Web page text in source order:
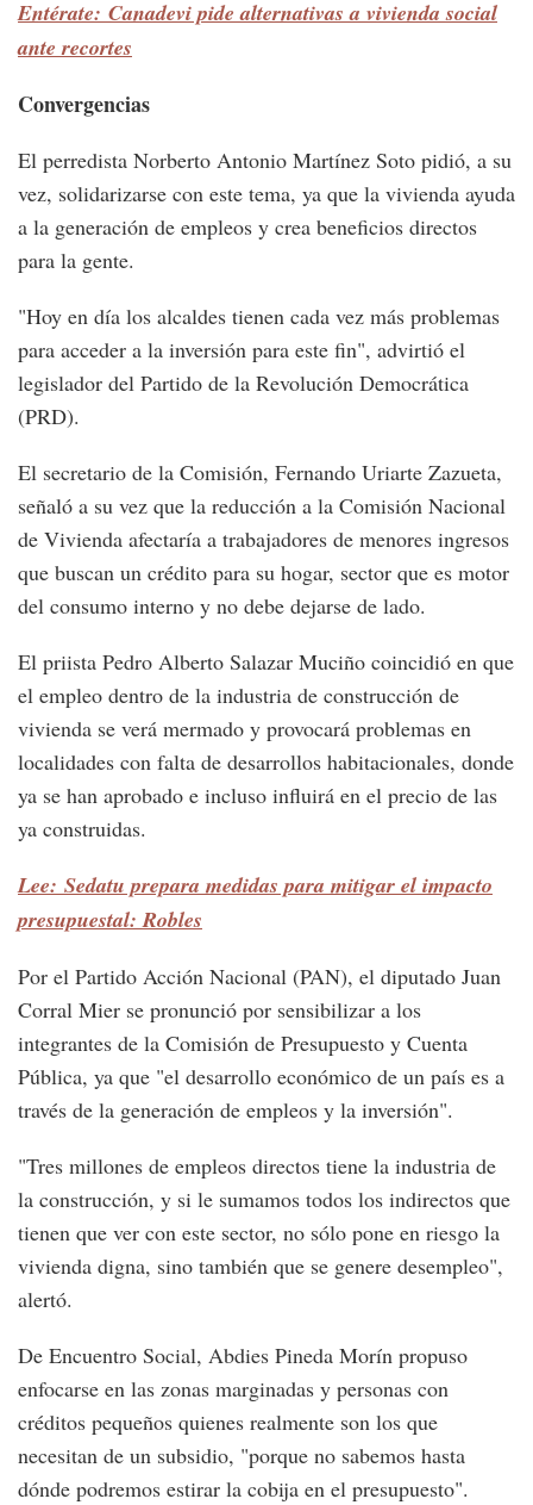
Entérate: Canadevi pide alternativas a vivienda social
ante recortes
Convergencias
El perredista Norberto Antonio Martínez Soto pidió, a su
vez, solidarizarse con este tema, ya que la vivienda ayuda
a la generación de empleos y crea beneficios directos
para la gente.
"Hoy en día los alcaldes tienen cada vez más problemas
para acceder a la inversión para este fin", advirtió el
legislador del Partido de la Revolución Democrática
(PRD).
El secretario de la Comisión, Fernando Uriarte Zazueta,
señaló a su vez que la reducción a la Comisión Nacional
de Vivienda afectaría a trabajadores de menores ingresos
que buscan un crédito para su hogar, sector que es motor
del consumo interno y no debe dejarse de lado.
El priista Pedro Alberto Salazar Muciño coincidió en que
el empleo dentro de la industria de construcción de
vivienda se verá mermado y provocará problemas en
localidades con falta de desarrollos habitacionales, donde
ya se han aprobado e incluso influirá en el precio de las
ya construidas.
Lee: Sedatu prepara medidas para mitigar el impacto
presupuestal: Robles
Por el Partido Acción Nacional (PAN), el diputado Juan
Corral Mier se pronunció por sensibilizar a los
integrantes de la Comisión de Presupuesto y Cuenta
Pública, ya que "el desarrollo económico de un país es a
través de la generación de empleos y la inversión".
"Tres millones de empleos directos tiene la industria de
la construcción, y si le sumamos todos los indirectos que
tienen que ver con este sector, no sólo pone en riesgo la
vivienda digna, sino también que se genere desempleo",
alertó.
De Encuentro Social, Abdies Pineda Morín propuso
enfocarse en las zonas marginadas y personas con
créditos pequeños quienes realmente son los que
necesitan de un subsidio, "porque no sabemos hasta
dónde podremos estirar la cobija en el presupuesto".